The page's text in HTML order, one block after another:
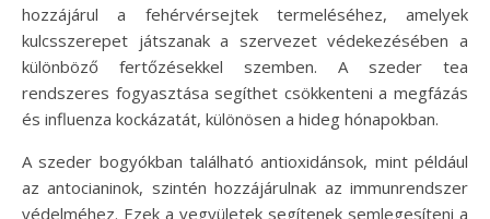
hozzájárul a fehérvérsejtek termeléséhez, amelyek
kulcsszerepet játszanak a szervezet védekezésében a
különböző fertőzésekkel szemben. A szeder tea
rendszeres fogyasztása segíthet csökkenteni a megfázás
és influenza kockázatát, különösen a hideg hónapokban.
A szeder bogyókban található antioxidánsok, mint például
az antocianinok, szintén hozzájárulnak az immunrendszer
védelméhez. Ezek a vegyületek segítenek semlegesíteni a